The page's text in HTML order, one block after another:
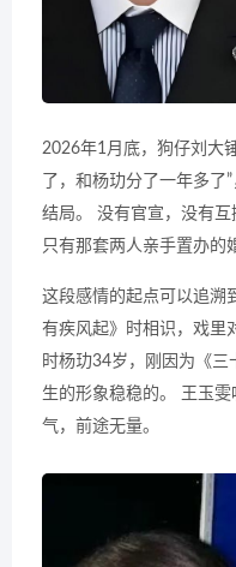
2026年1月底，狗仔刘大
了，和杨玏分了一年多了
结局。 没有官宣，没有互
只有那套两人亲手置办的
这段感情的起点可以追溯
有疾风起》时相识，戏里
时杨玏34岁，刚因为《三
生的形象稳稳的。 王玉
气，前途无量。